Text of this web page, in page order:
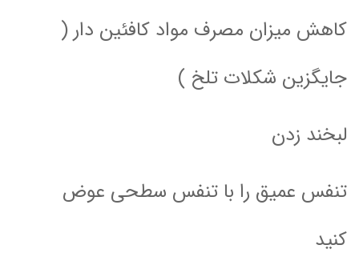
کاهش میزان مصرف مواد کافئین دار (
جایگزین شکلات تلخ )
لبخند زدن
تنفس عمیق را با تنفس سطحی عوض
کنید